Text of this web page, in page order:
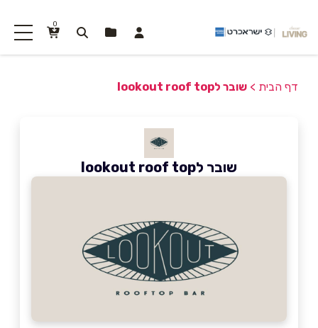
0
דף הבית > שובר לlookout roof top
שובר לlookout roof top